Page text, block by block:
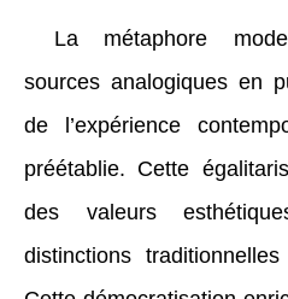
La métaphore
sources analogiques en
de l’expérience
préétablie. Cette
des valeurs
distinctions